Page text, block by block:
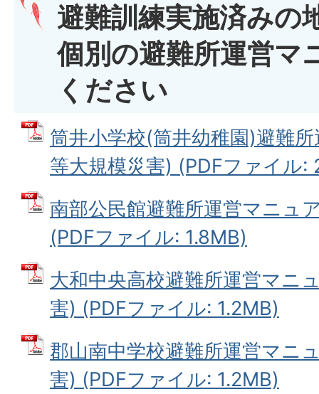
避難訓練実施済みの
個別の避難所運営マ
ください
筒井小学校(筒井幼稚園)避難
等大規模災害) (PDFファイル:
南部公民館避難所運営マニュ
(PDFファイル: 1.8MB)
大和中央高校避難所運営マニ
害) (PDFファイル: 1.2MB)
郡山南中学校避難所運営マニ
害) (PDFファイル: 1.2MB)